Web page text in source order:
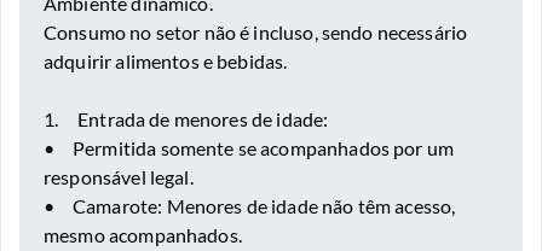
Consumo no setor não é incluso, sendo necessário
adquirir alimentos e bebidas.
1. Entrada de menores de idade:
•
Permitida somente se acompanhados por um
responsável legal.
•
Camarote: Menores de idade não têm acesso,
mesmo acompanhados.